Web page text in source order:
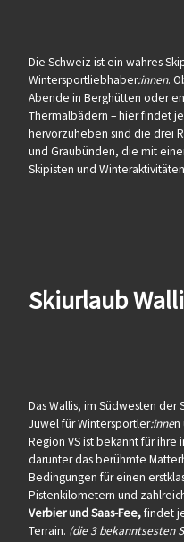
Die Schweiz ist ein wahres
Wintersportliebhaber:innen.
Abende in Berghütten oder
Thermalbädern – hier findet
hervorzuheben sind die drei
und Graubünden, die mit
Skipisten und
Skiurlaub
Das Wallis, im Südwesten
Juwel für Wintersportler:innen
Region VS ist bekannt für
darunter das berühmte
Bedingungen für einen
Pistenkilometern und
Verbier und Saas-Fee,findet
Terrain. (die 3 bekanntsesten